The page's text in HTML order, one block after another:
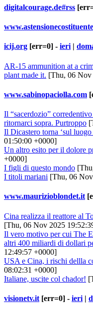
digitalcourage.de#rss
icij.org [err=0] - ieri |
AR-15 ammunition at a
plant made it. [Thu, 06 Nov
www.sabinopaciolla.com
Il “sacerdozio”
ritornarci sopra. Purtroppo
Il Dicastero torna ‘sul luogo
01:50:00 +0000]
Un altro esito per il dolore
+0000]
I figli di questo mondo
I titoli mariani [Thu, 06
www.maurizioblondet.it
Cina realizza il reattore al
[Thu, 06 Nov 2025
Il vero motivo per cui The
altri 400 miliardi di dollari
12:49:57 +0000]
USA e Cina, i rischi dellla
08:02:31 +0000]
Italiane, uscite col chador!
visionetv.it [err=0] - ieri |